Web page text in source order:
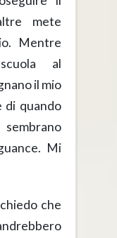
mete
Mentre
al
il mio
di quando
Mi
che